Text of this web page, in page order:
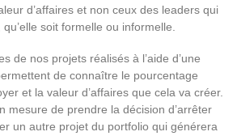
d’affaires et non ceux des leaders qui
soit formelle ou informelle.
de nos projets réalisés à l’aide d’une
de connaître le pourcentage
et la valeur d’affaires que cela va créer.
mesure de prendre la décision d’arrêter
un autre projet du portfolio qui générera